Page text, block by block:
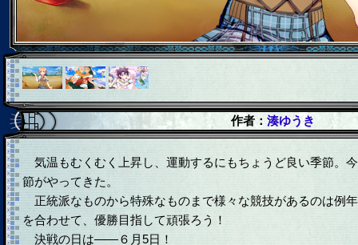
作者： 湊ゆうき
気温もむくむく上昇し、運動するにもちょうど良い季節。
節がやってきた。
正統派なものから特殊なものまで様々な競技があるのは例
を合わせて、優勝目指して頑張ろう！
決戦の日は――６月5日！